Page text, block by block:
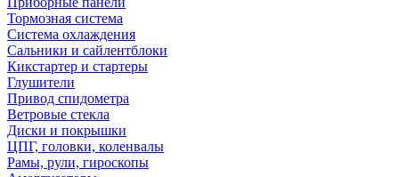
Тормозная система
Система охлаждения
Сальники и сайлентблоки
Кикстартер и стартеры
Глушители
Привод спидометра
Ветровые стекла
Диски и покрышки
ЦПГ, головки, коленвалы
Рамы, рули, гироскопы